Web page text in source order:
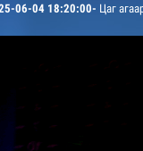
06-04 18:20:00- Цаг